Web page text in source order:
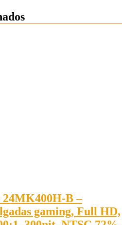
B –
gaming, Full HD,